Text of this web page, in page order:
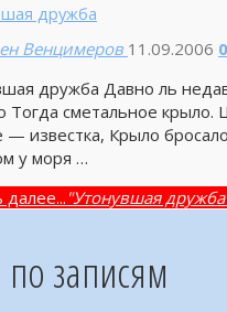
дружба
Венцимеров 11.09.2006 0
дружба Давно ль
Тогда сметальное крыло.
— известка, Крыло
у моря …
далее... "Утонувшая
записям